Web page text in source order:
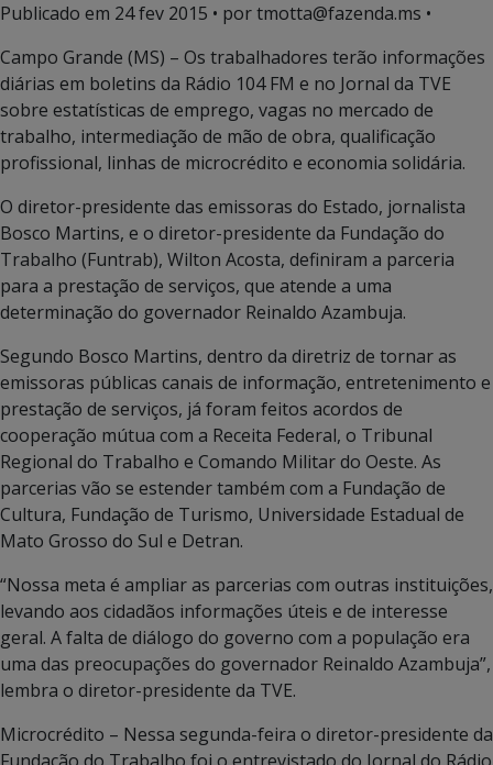
Publicado em 24 fev 2015 • por tmotta@fazenda.ms •
Campo Grande (MS) – Os trabalhadores terão informações
diárias em boletins da Rádio 104 FM e no Jornal da TVE
sobre estatísticas de emprego, vagas no mercado de
trabalho, intermediação de mão de obra, qualificação
profissional, linhas de microcrédito e economia solidária.
O diretor-presidente das emissoras do Estado, jornalista
Bosco Martins, e o diretor-presidente da Fundação do
Trabalho (Funtrab), Wilton Acosta, definiram a parceria
para a prestação de serviços, que atende a uma
determinação do governador Reinaldo Azambuja.
Segundo Bosco Martins, dentro da diretriz de tornar as
emissoras públicas canais de informação, entretenimento e
prestação de serviços, já foram feitos acordos de
cooperação mútua com a Receita Federal, o Tribunal
Regional do Trabalho e Comando Militar do Oeste. As
parcerias vão se estender também com a Fundação de
Cultura, Fundação de Turismo, Universidade Estadual de
Mato Grosso do Sul e Detran.
“Nossa meta é ampliar as parcerias com outras instituições,
levando aos cidadãos informações úteis e de interesse
geral. A falta de diálogo do governo com a população era
uma das preocupações do governador Reinaldo Azambuja”,
lembra o diretor-presidente da TVE.
Microcrédito – Nessa segunda-feira o diretor-presidente da